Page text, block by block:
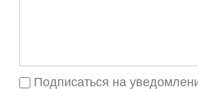
Подписаться на